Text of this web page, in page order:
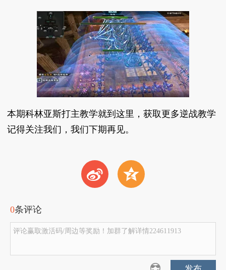
本期科林亚斯打主教学就到这里，获取更多逆战教学
记得关注我们，我们下期再见。
t z
0条评论
评论赢取激活码/周边等奖励！加群了解详情224611913